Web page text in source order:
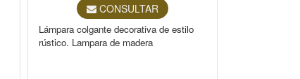
CONSULTAR
Lámpara colgante decorativa de estilo
rústico. Lampara de madera